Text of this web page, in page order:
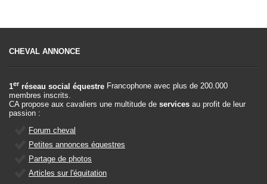
CHEVAL ANNONCE
1er réseau social équestre Francophone avec plus de 200.000
membres inscrits.
CA propose aux cavaliers une multitude de services au profit de leur
passion :
Forum cheval
Petites annonces équestres
Partage de photos
Articles sur l'équitation